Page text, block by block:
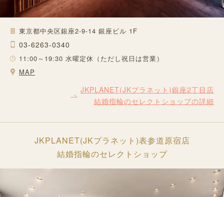
東京都中央区銀座2-9-14 銀座ビル 1F
03-6263-0340
11:00～19:30 水曜定休（ただし祝日は営業）
MAP
JKPLANET(JKプラネット)銀座2丁目店
結婚指輪のセレクトショップの詳細
JKPLANET(JKプラネット)表参道原宿店
結婚指輪のセレクトショップ